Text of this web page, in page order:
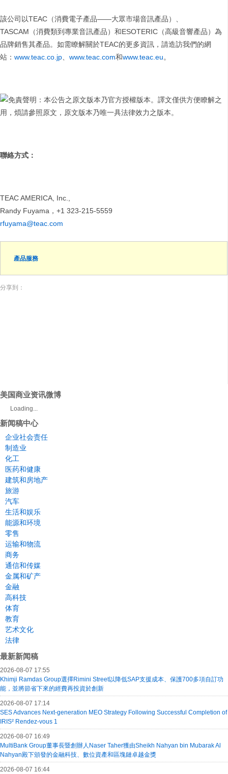
該公司以TEAC（消費電子產品——大眾市場音訊產品）、
TASCAM（消費類到專業音訊產品）和ESOTERIC（高級音響產品）為
品牌銷售其產品。如需瞭解關於TEAC的更多資訊，請造訪我們的網
站： www.teac.co.jp、 www.teac.com和www.teac.eu。
免責聲明：本公告之原文版本乃官方授權版本。譯文僅供方便瞭解之
用，煩請參照原文，原文版本乃唯一具法律效力之版本。
聯絡方式：
TEAC AMERICA, Inc.,
Randy Fuyama，+1 323-215-5559
rfuyama@teac.com
產品服務
分享到：
美国商业资讯微博
Loading...
新闻稿中心
企业社会责任
制造业
化工
医药和健康
建筑和房地产
旅游
汽车
生活和娱乐
能源和环境
零售
运输和物流
商务
通信和传媒
金属和矿产
金融
高科技
体育
教育
艺术文化
法律
最新新闻稿
2026-08-07 17:55
Khimji Ramdas Group選擇Rimini Street以降低SAP支援成本、保護700多項自訂功
能，並將節省下來的經費再投資於創新
2026-08-07 17:14
SES Advances Next-generation MEO Strategy Following Successful Completion of
IRIS² Rendez-vous 1
2026-08-07 16:49
MultiBank Group董事長暨創辦人Naser Taher獲由Sheikh Nahyan bin Mubarak Al
Nahyan殿下頒發的金融科技、數位資產和區塊鏈卓越金獎
2026-08-07 16:44